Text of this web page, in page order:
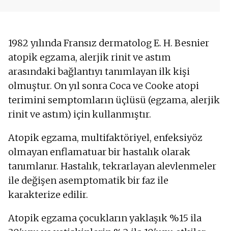
1982 yılında Fransız dermatolog E. H. Besnier
atopik egzama, alerjik rinit ve astım
arasındaki bağlantıyı tanımlayan ilk kişi
olmuştur. On yıl sonra Coca ve Cooke atopi
terimini semptomların üçlüsü (egzama, alerjik
rinit ve astım) için kullanmıştır.
Atopik egzama, multifaktöriyel, enfeksiyöz
olmayan enflamatuar bir hastalık olarak
tanımlanır. Hastalık, tekrarlayan alevlenmeler
ile değişen asemptomatik bir faz ile
karakterize edilir.
Atopik egzama çocukların yaklaşık %15 ila